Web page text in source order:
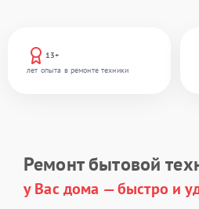
13+
лет опыта в ремонте техники
Ремонт бытовой
у Вас дома — быстро и